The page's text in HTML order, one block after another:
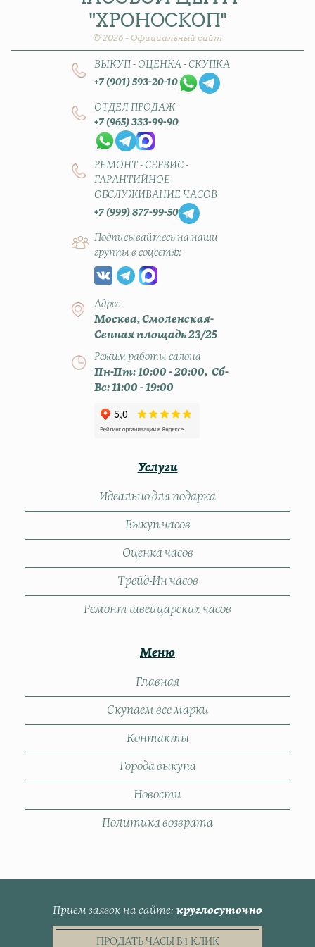
"ХРОНОСКОП"
© 2026 - Официальный сайт
ВЫКУП - ОЦЕНКА - СКУПКА
+7 (901) 593-20-10
ОТДЕЛ ПРОДАЖ
+7 (965) 333-99-90
РЕМОНТ - СЕРВИС -
ГАРАНТИЙНОЕ
ОБСЛУЖИВАНИЕ ЧАСОВ
+7 (999) 877-99-50
Подписывайтесь на наши
группы в соцсетях
Адрес
Москва, Смоленская-
Сенная площадь 23/25
Режим работы салона
Пн-Пт: 10:00 - 20:00, Сб-
Вс: 11:00 - 19:00
Услуги
Идеально для подарка
Выкуп часов
Оценка часов
Трейд-Ин часов
Ремонт швейцарских часов
Меню
Главная
Скупаем все марки
Контакты
Города выкупа
Новости
Политика возврата
Прием заявок на сайте круглосуточно
ПРОДАТЬ ЧАСЫ В 1 КЛИК